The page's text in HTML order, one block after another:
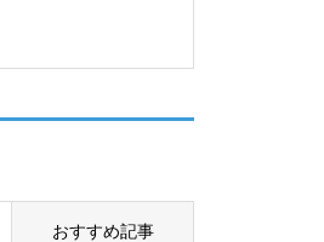
おすすめ記事